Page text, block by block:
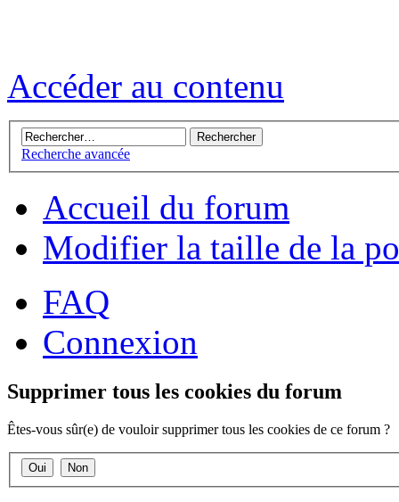
Accéder au contenu
Recherche avancée
Accueil du forum
Modifier la taille de la
FAQ
Connexion
Supprimer tous les cookies du forum
Êtes-vous sûr(e) de vouloir supprimer tous les cookies de ce forum ?